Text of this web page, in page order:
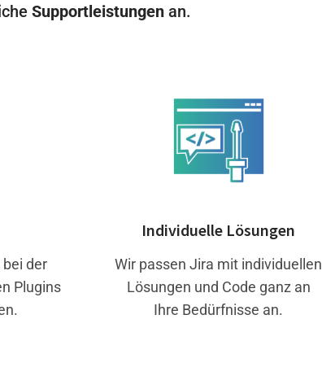
Supportleistungen an.
der
Plugins
Individuelle Lösungen
Wir passen Jira mit individuellen
Lösungen und Code ganz an
Ihre Bedürfnisse an.